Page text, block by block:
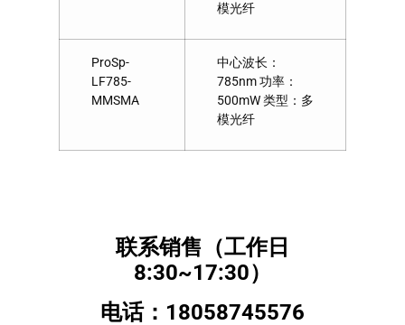
模光纤
ProSp-
LF785-
MMSMA
中心波长：
785nm 功率：
500mW 类型：多
模光纤
联系销售（工作日
8:30~17:30）
电话：18058745576